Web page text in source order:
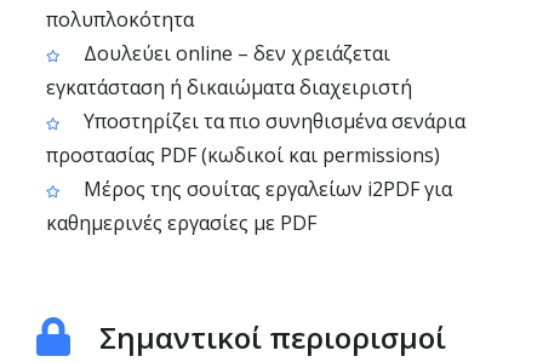
πολυπλοκότητα
Δουλεύει online – δεν χρειάζεται
εγκατάσταση ή δικαιώματα διαχειριστή
Υποστηρίζει τα πιο συνηθισμένα σενάρια
προστασίας PDF (κωδικοί και permissions)
Μέρος της σουίτας εργαλείων i2PDF για
καθημερινές εργασίες με PDF
Σημαντικοί περιορισμοί